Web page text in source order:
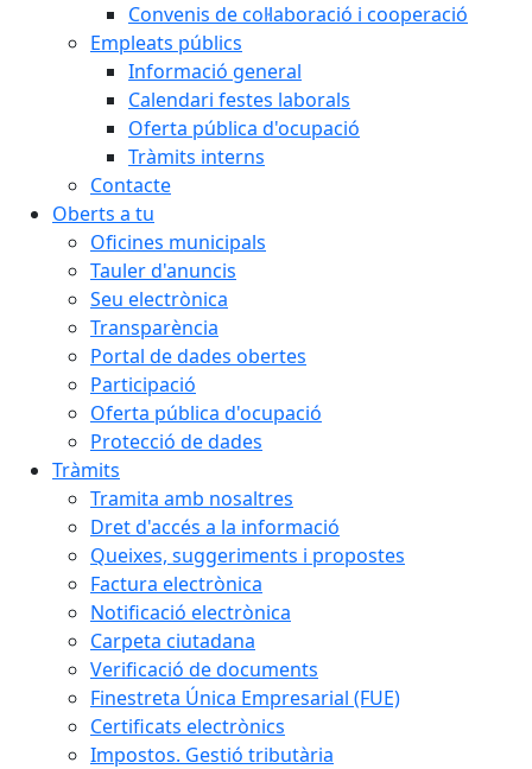
Convenis de col·laboració i cooperació
Empleats públics
Informació general
Calendari festes laborals
Oferta pública d'ocupació
Tràmits interns
Contacte
Oberts a tu
Oficines municipals
Tauler d'anuncis
Seu electrònica
Transparència
Portal de dades obertes
Participació
Oferta pública d'ocupació
Protecció de dades
Tràmits
Tramita amb nosaltres
Dret d'accés a la informació
Queixes, suggeriments i propostes
Factura electrònica
Notificació electrònica
Carpeta ciutadana
Verificació de documents
Finestreta Única Empresarial (FUE)
Certificats electrònics
Impostos. Gestió tributària